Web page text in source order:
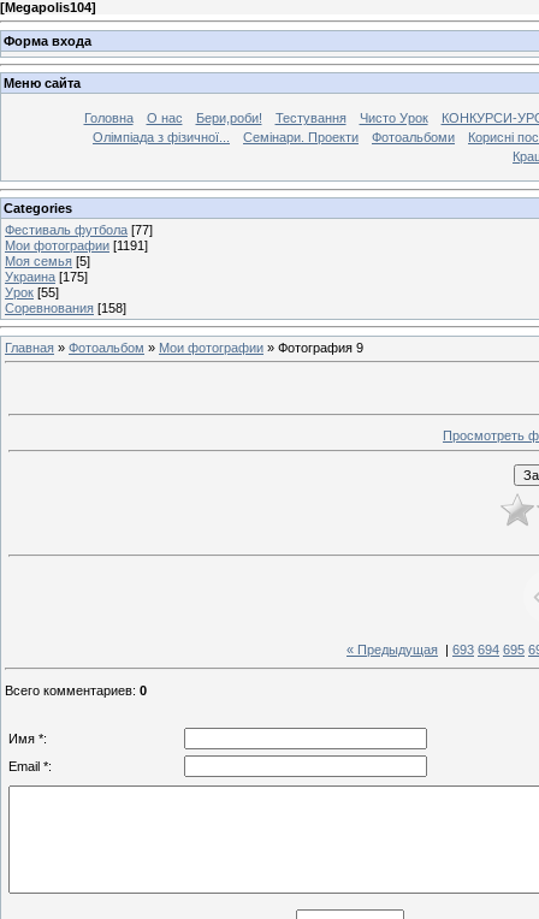
[Megapolis104]
Форма входа
Меню сайта
Головна О нас Бери,роби! Тестування Чисто Урок
КОНКУРСИ-
Олімпіада з фізичної...
Семінари. Проекти Фотоальбоми
Корисні
Categories
Фестиваль футбола [77]
Мои фотографии [1191]
Моя семья [5]
Украина [175]
Урок [55]
Соревнования [158]
Главная » Фотоальбом » Мои фотографии » Фотография 9
Просмотреть
« Предыдущая 693 694 695
Всего комментариев: 0
Имя *:
Email *: